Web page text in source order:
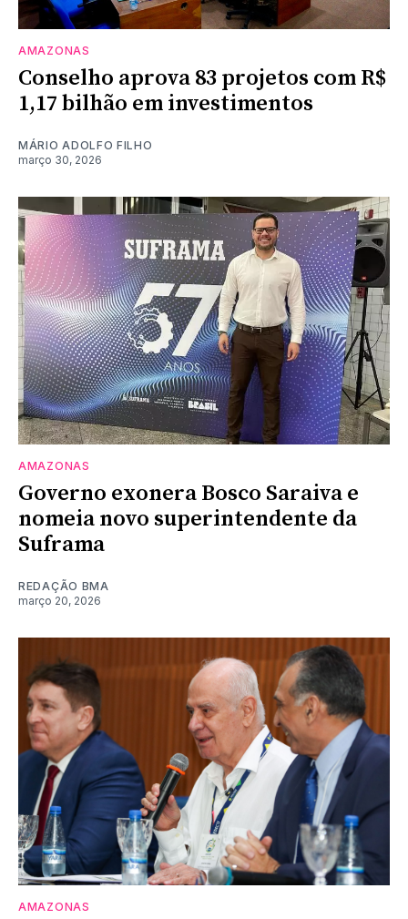
AMAZONAS
Conselho aprova 83 projetos com R$
1,17 bilhão em investimentos
MÁRIO ADOLFO FILHO
março 30, 2026
AMAZONAS
Governo exonera Bosco Saraiva e
nomeia novo superintendente da
Suframa
REDAÇÃO BMA
março 20, 2026
AMAZONAS